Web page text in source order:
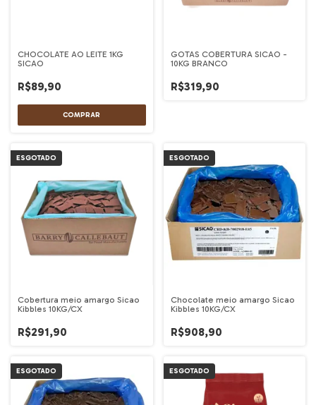
CHOCOLATE AO LEITE 1KG
SICAO
R$89,90
GOTAS COBERTURA SICAO -
10KG BRANCO
R$319,90
ESGOTADO
Cobertura meio amargo Sicao
Kibbles 10KG/CX
R$291,90
ESGOTADO
Chocolate meio amargo Sicao
Kibbles 10KG/CX
R$908,90
ESGOTADO ESGOTADO